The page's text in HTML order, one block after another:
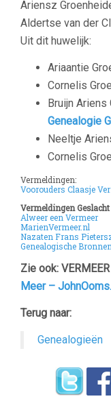
Ariensz
Aldertse van der
Uit dit huwelijk:
Ariaantie
Cornelis
Bruijn
Genealogie
Neeltje
Cornelis
Vermeldingen:
Voorouders Claasje
Vermeldingen Geslacht
Alweer een Vermeer
MarienVermeer.nl
Nazaten Frans
Genealogische
Zie ook:
Meer –
Terug naar:
Genealogieën